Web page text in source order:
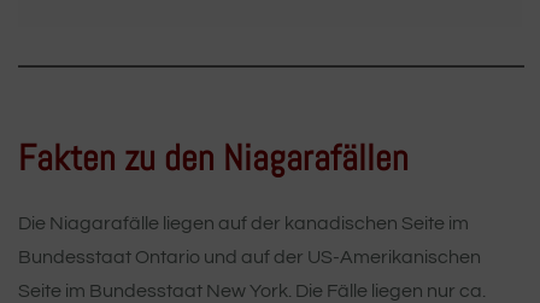
Fakten zu den Niagarafällen
Die Niagarafälle liegen auf der kanadischen Seite im
Bundesstaat Ontario und auf der US-Amerikanischen
Seite im Bundesstaat New York. Die Fälle liegen nur ca.